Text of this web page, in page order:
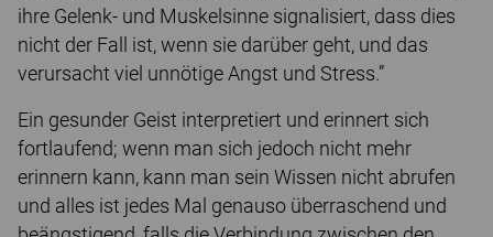
ihre Gelenk- und Muskelsinne signalisiert, dass dies
nicht der Fall ist, wenn sie darüber geht, und das
verursacht viel unnötige Angst und Stress.”
Ein gesunder Geist interpretiert und erinnert sich
fortlaufend; wenn man sich jedoch nicht mehr
erinnern kann, kann man sein Wissen nicht abrufen
und alles ist jedes Mal genauso überraschend und